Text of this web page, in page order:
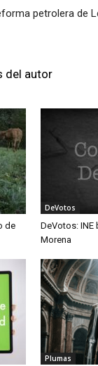
petrolera de
del autor
de
DeVotos
DeVotos: INE
Morena
Plumas